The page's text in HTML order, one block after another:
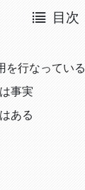
目次
を行なっている
事実
ある